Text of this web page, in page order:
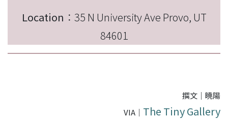
Location ：35 N University Ave Provo, UT
84601
撰文｜曉陽
VIA｜ The Tiny Gallery